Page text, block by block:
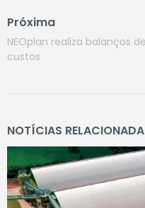
Próxima
NEOplan realiza balanços
custos
NOTÍCIAS